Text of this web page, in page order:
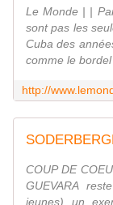
Le Monde | |
sont pas les
Cuba des
comme le bordel
COUP DE
GUEVARA
jeunes) un